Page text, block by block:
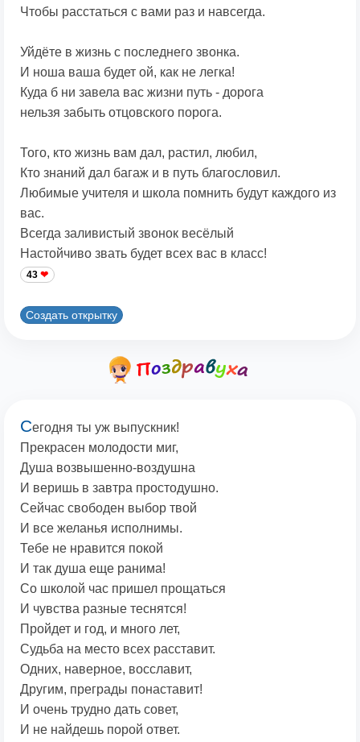
Чтобы расстаться с вами раз и навсегда.
Уйдёте в жизнь с последнего звонка.
И ноша ваша будет ой, как не легка!
Куда б ни завела вас жизни путь - дорога
нельзя забыть отцовского порога.
Того, кто жизнь вам дал, растил, любил,
Кто знаний дал багаж и в путь благословил.
Любимые учителя и школа помнить будут каждого из
вас.
Всегда заливистый звонок весёлый
Настойчиво звать будет всех вас в класс!
43
Создать открытку
Сегодня ты уж выпускник!
Прекрасен молодости миг,
Душа возвышенно-воздушна
И веришь в завтра простодушно.
Сейчас свободен выбор твой
И все желанья исполнимы.
Тебе не нравится покой
И так душа еще ранима!
Со школой час пришел прощаться
И чувства разные теснятся!
Пройдет и год, и много лет,
Судьба на место всех расставит.
Одних, наверное, восславит,
Другим, преграды понаставит!
И очень трудно дать совет,
И не найдешь порой ответ.